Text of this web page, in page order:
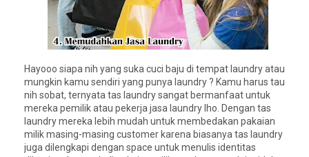
Hayooo siapa nih yang suka cuci baju di tempat laundry atau
mungkin kamu sendiri yang punya laundry ? Kamu harus tau
nih sobat, ternyata tas laundry sangat bermanfaat untuk
mereka pemilik atau pekerja jasa laundry lho. Dengan tas
laundry mereka lebih mudah untuk membedakan pakaian
milik masing-masing customer karena biasanya tas laundry
juga dilengkapi dengan space untuk menulis identitas